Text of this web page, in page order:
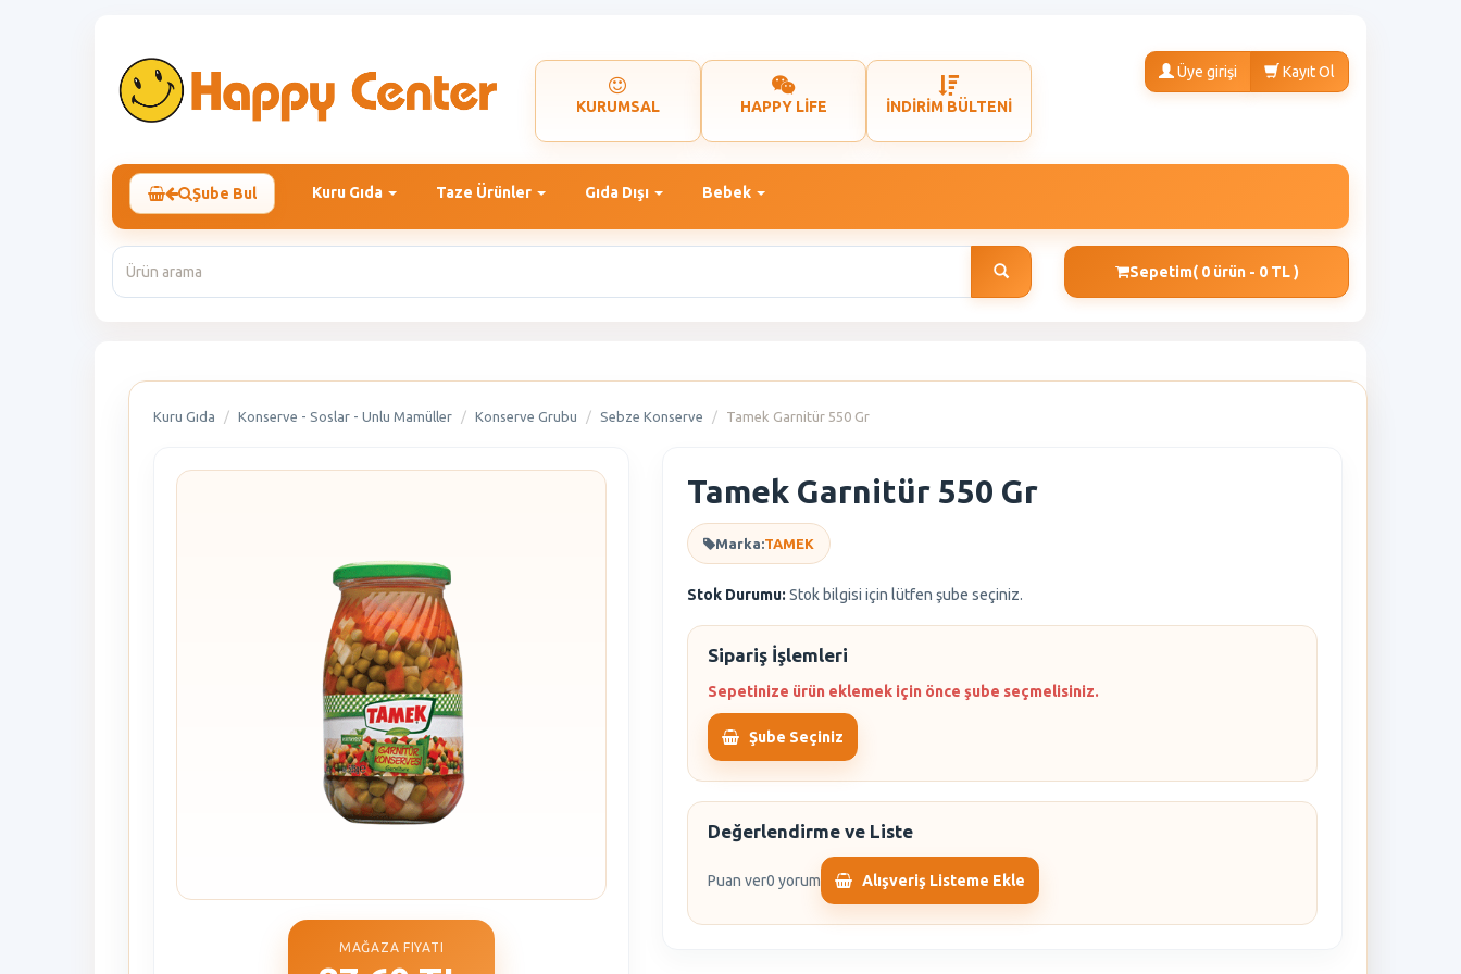
KURUMSAL HAPPY LİFE İNDİRİM BÜLTENİ
Üye girişi Kayıt Ol
Şube Bul Kuru Gıda Taze Ürünler Gıda Dışı Bebek
Sepetim( 0 ürün - 0 TL )
Kuru Gıda Konserve - Soslar - Unlu Mamüller Konserve Grubu Sebze Konserve Tamek Garnitür 550 Gr
MAĞAZA FIYATI
Tamek Garnitür 550 Gr
Marka:TAMEK
Stok Durumu: Stok bilgisi için lütfen şube seçiniz.
Sipariş İşlemleri
Sepetinize ürün eklemek için önce şube seçmelisiniz.
Şube Seçiniz
Değerlendirme ve Liste
Puan ver0 yorum Alışveriş Listeme Ekle